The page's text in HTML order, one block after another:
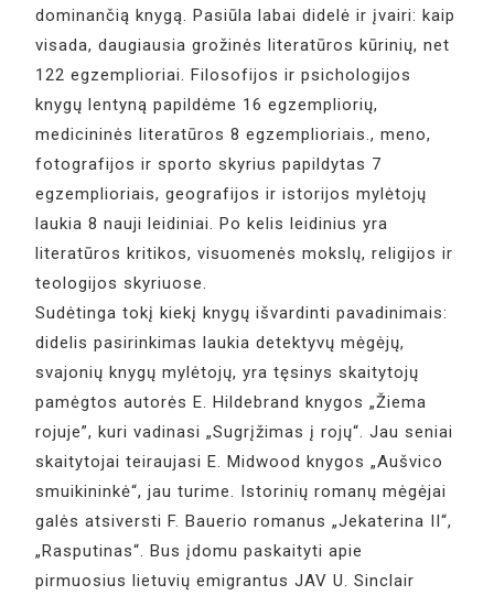
dominančią knygą. Pasiūla labai didelė ir įvairi: kaip
visada, daugiausia grožinės literatūros kūrinių, net
122 egzemplioriai. Filosofijos ir psichologijos
knygų lentyną papildėme 16 egzempliorių,
medicininės literatūros 8 egzemplioriais., meno,
fotografijos ir sporto skyrius papildytas 7
egzemplioriais, geografijos ir istorijos mylėtojų
laukia 8 nauji leidiniai. Po kelis leidinius yra
literatūros kritikos, visuomenės mokslų, religijos ir
teologijos skyriuose.
Sudėtinga tokį kiekį knygų išvardinti pavadinimais:
didelis pasirinkimas laukia detektyvų mėgėjų,
svajonių knygų mylėtojų, yra tęsinys skaitytojų
pamėgtos autorės E. Hildebrand knygos „Žiema
rojuje”, kuri vadinasi „Sugrįžimas į rojų“. Jau seniai
skaitytojai teiraujasi E. Midwood knygos „Aušvico
smuikininkė“, jau turime. Istorinių romanų mėgėjai
galės atsiversti F. Bauerio romanus „Jekaterina II“,
„Rasputinas“. Bus įdomu paskaityti apie
pirmuosius lietuvių emigrantus JAV U. Sinclair